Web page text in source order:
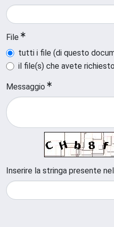
File
tutti i file (di questo
il file(s) che avete richiesto
Messaggio
Inserire la stringa presente